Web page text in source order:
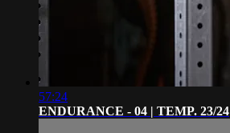
57:24
ENDURANCE - 04 | TEMP. 23/24